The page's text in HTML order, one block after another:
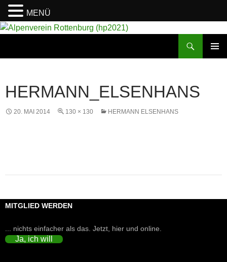
HERMANN_ELSENHANS
20. MAI 2014 130 × 130 HERMANN ELSENHANS
MITGLIED WERDEN
... nichts einfacher als das. Jetzt, hier und online.
Ja, ich will
MENÜ